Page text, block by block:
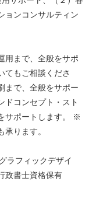
ョンコンサルティン
用まで、全般をサポ
てもご相談くださ
まで、全般をサポー
ドコンセプト・スト
サポートします。 ※
ります。​
ラフィックデザイ
政書士資格保有​